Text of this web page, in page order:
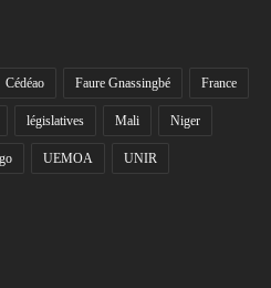
Cédéao Faure Gnassingbé France
législatives Mali Niger
UEMOA UNIR